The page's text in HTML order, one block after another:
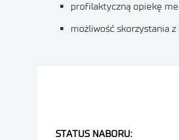
profilaktyczną opiekę
możliwość skorzystania
STATUS NABORU: